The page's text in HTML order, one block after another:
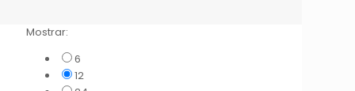
Mostrar:
6
12